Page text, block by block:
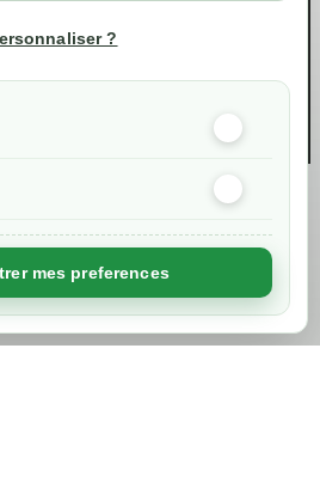
?
mes preferences
byNageoconcept